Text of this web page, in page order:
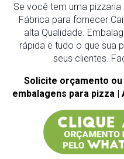
Se você tem uma
Fábrica para fornecer
alta Qualidade.
rápida e tudo o que sua
seus clientes.
Solicite orçamento
embalagens para pizza